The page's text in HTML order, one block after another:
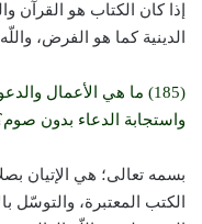
إذا كان الكتاب هو القرآن
الدينية كما هو الفرض،
(185) ما هي الأعمال
واستجابة الدعاء بدون
بسمه تعالى؛ هي الإتيان
الكتب المعتبرة، والتوسّل